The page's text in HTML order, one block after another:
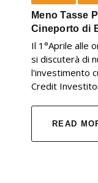
Meno Tasse
Cineporto di
Il 1°Aprile alle
si discuterà di
l'investimento
Credit
READ